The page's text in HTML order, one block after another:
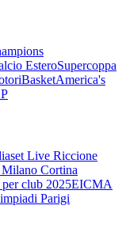
EsteroSupercoppa
BasketAmerica's
Live Riccione
Cortina
club 2025EICMA
Parigi